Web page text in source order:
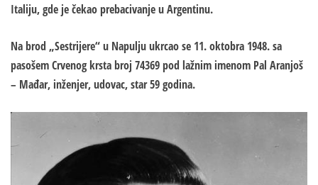
Italiju, gde je čekao prebacivanje u Argentinu.
Na brod „Sestrijere“ u Napulju ukrcao se 11. oktobra 1948. sa
pasošem Crvenog krsta broj 74369 pod lažnim imenom Pal Aranjoš
– Mađar, inženjer, udovac, star 59 godina.